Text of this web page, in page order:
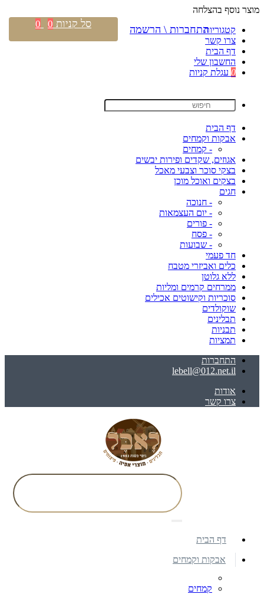
מוצר נוסף בהצלחה
קטגוריות
צרו קשר
דף הבית
החשבון שלי
0 עגלת קניות
דף הבית
אבקות וקמחים
- קמחים
אגוזים, שקדים ופירות יבשים
בצקי סוכר וצבעי מאכל
בצקים ואוכל מוכן
חגים
- חנוכה
- יום העצמאות
- פורים
- פסח
- שבועות
חד פעמי
כלים ואביזרי מטבח
ללא גלוטן
ממרחים קרמים ומליות
סוכריות וקישוטים אכילים
שוקולדים
תבלינים
תבניות
תמציות
התחברות
lebell@012.net.il
אודות
צרו קשר
התחברות \ הרשמה סל קניות 0
0
דף הבית
אבקות וקמחים
קמחים